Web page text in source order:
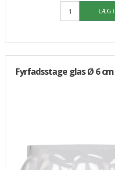
Fyrfadsstage glas Ø 6 cm